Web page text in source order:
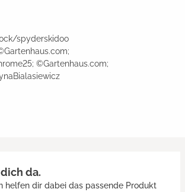
spyderskidoo
©Gartenhaus.com;
da.
helfen dir dabei das passende Produkt